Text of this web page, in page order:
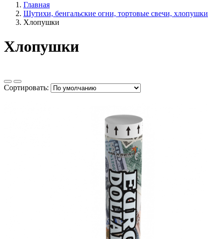
Главная
Шутихи, бенгальские огни, тортовые свечи, хлопушки
Хлопушки
Хлопушки
Сортировать: